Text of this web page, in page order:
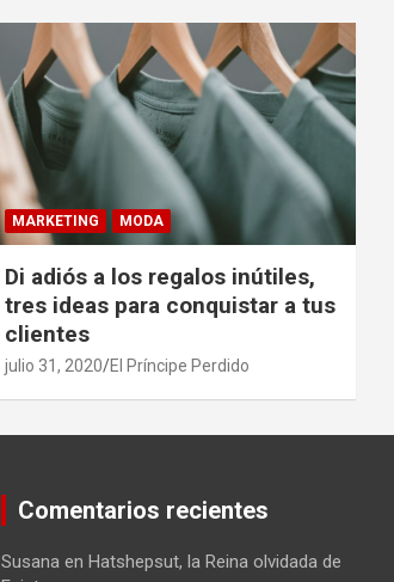
MARKETING MODA
Di adiós a los regalos inútiles,
tres ideas para conquistar a tus
clientes
julio 31, 2020 El Príncipe Perdido
Comentarios recientes
Susana en Hatshepsut, la Reina olvidada de